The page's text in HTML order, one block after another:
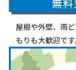
屋根や外壁、雨
もりも大歓迎です